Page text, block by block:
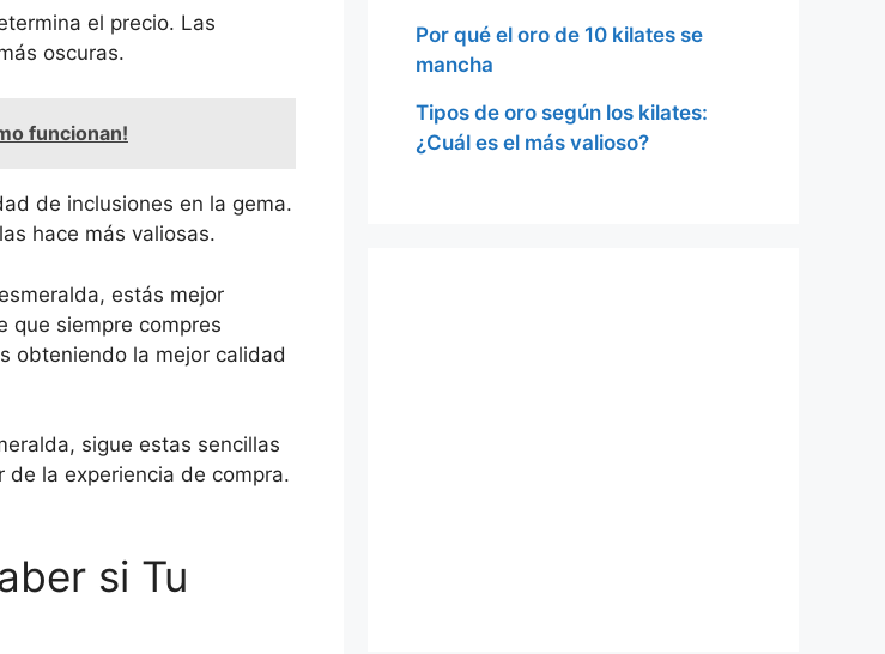
el precio. Las
oscuras.
funcionan!
de inclusiones en la gema.
hace más valiosas.
estás mejor
que siempre compres
obteniendo la mejor calidad
sigue estas sencillas
la experiencia de compra.
si Tu
Por qué el oro de 10 kilates se
mancha
Tipos de oro según los kilates:
¿Cuál es el más valioso?